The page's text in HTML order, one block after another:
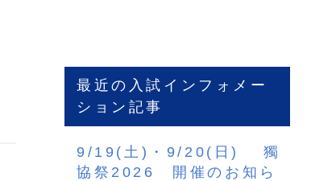
最近の入試インフォメー
ション記事
9/19(土)・9/20(日) 獨
協祭2026 開催のお知ら